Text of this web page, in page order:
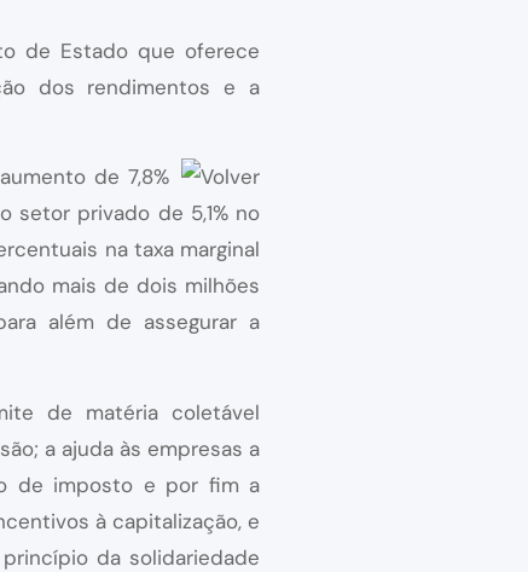
de Estado que oferece
dos rendimentos e a
de 7,8%
setor privado de 5,1% no
na taxa marginal
mais de dois milhões
além de assegurar a
de matéria coletável
a ajuda às empresas a
de imposto e por fim a
à capitalização, e
da solidariedade